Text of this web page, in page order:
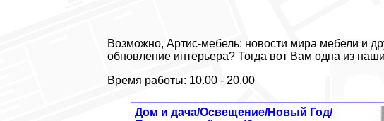
Возможно, Артис-мебель: новости мира мебели и
обновление интерьера? Тогда вот Вам одна из
Время работы: 10.00 - 20.00
Дом и дача/Освещение/Новый Год/